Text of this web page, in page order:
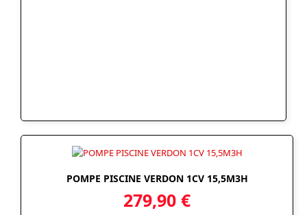
POMPE PISCINE VERDON 1CV 15,5M3H
279,90 €